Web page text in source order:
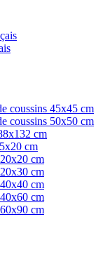
coussins 45x45 cm
coussins 50x50 cm
cm
cm
cm
cm
cm
cm
cm